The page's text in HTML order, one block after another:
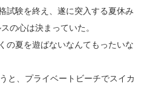
試験を終え、遂に突入する夏休み
の心は決まっていた。
夏を遊ばないなんてもったいな
と、プライベートビーチでスイカ